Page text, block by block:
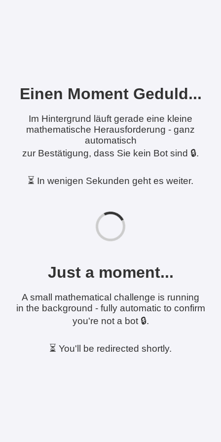
Einen Moment Geduld...
Im Hintergrund läuft gerade eine kleine
mathematische Herausforderung - ganz
automatisch
zur Bestätigung, dass Sie kein Bot sind 🔒.
⏳ In wenigen Sekunden geht es weiter.
Just a moment...
A small mathematical challenge is running
in the background - fully automatic to confirm
you're not a bot 🔒.
⏳ You'll be redirected shortly.